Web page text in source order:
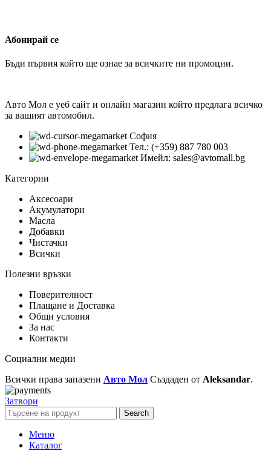
Абонирай се
Бъди първия който ще ознае за всичките ни промоции.
Авто Мол е уеб сайт и онлайн магазин който предлага всичко
за вашият автомобил.
София
Тел.: (+359) 887 780 003
Имейл: sales@avtomall.bg
Категории
Аксесоари
Акумулатори
Масла
Добавки
Чистачки
Всички
Полезни връзки
Поверителност
Плащане и Доставка
Общи условия
За нас
Контакти
Социални медии
Всички права запазени Авто Мол Създаден от Aleksandar.
Затвори
Search
Меню
Каталог